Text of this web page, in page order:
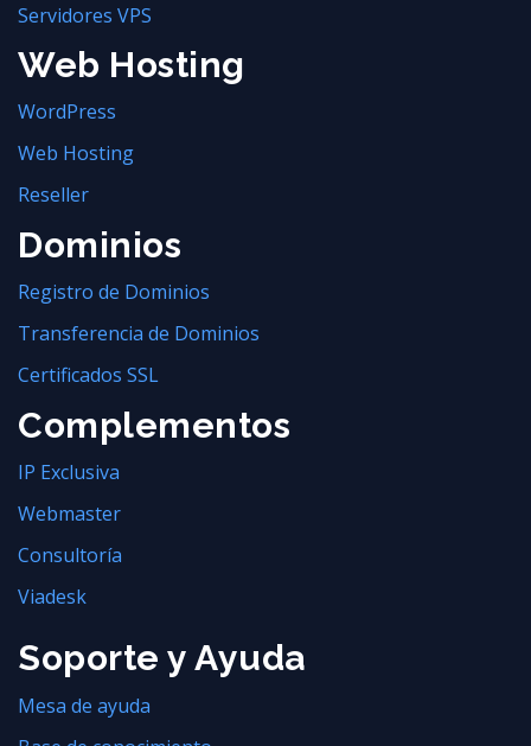
Servidores VPS
Web Hosting
WordPress
Web Hosting
Reseller
Dominios
Registro de Dominios
Transferencia de Dominios
Certificados SSL
Complementos
IP Exclusiva
Webmaster
Consultoría
Viadesk
Soporte y Ayuda
Mesa de ayuda